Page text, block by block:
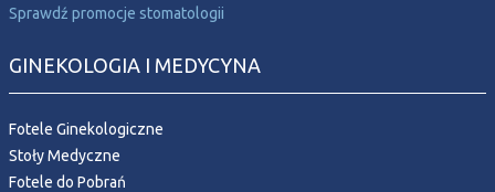
Sprawdź promocje stomatologii
GINEKOLOGIA I MEDYCYNA
Fotele Ginekologiczne
Stoły Medyczne
Fotele do Pobrań